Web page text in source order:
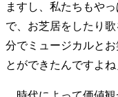
私を彩るエッセンス
70代のグランドデザ
ますし、私たちもや
で、お芝居をしたり
分でミュージカルと
とができたんですよね